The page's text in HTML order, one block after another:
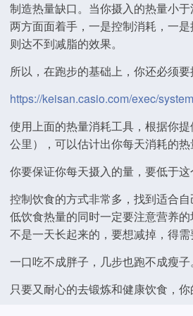
制造热量缺口。当你摄入的热量小
两方面面着手，一是控制消耗，一
则达不到减脂的效果。
所以，在跑步的基础上，你还必须要
https://keisan.casio.com/exec/
使用上面的热量消耗工具，根据你
公里），可以估计出你每天消耗的
你要保证你每天摄入的量，要低于这
控制饮食的方式非常多，找到适合
低饮食热量的同时一定要注意营养
不是一天长起来的，要想减掉，得需
一口吃不成胖子，几步也跑不成瘦子。
只要又耐心的去锻炼和健康饮食，